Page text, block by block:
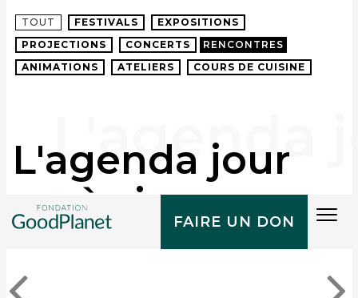
FAIRE UN DON
TOUT FESTIVALS
EXPOSITIONS
PROJECTIONS
CONCERTS
RENCONTRES
ANIMATIONS
ATELIERS COURS DE CUISINE
L'agenda jour
après jour